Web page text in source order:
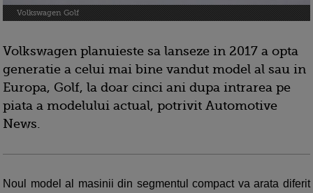
Volkswagen Golf
Volkswagen planuieste sa lanseze in 2017 a opta
generatie a celui mai bine vandut model al sau in
Europa, Golf, la doar cinci ani dupa intrarea pe
piata a modelului actual, potrivit Automotive
News.
Noul model al masinii din segmentul compact va arata diferit